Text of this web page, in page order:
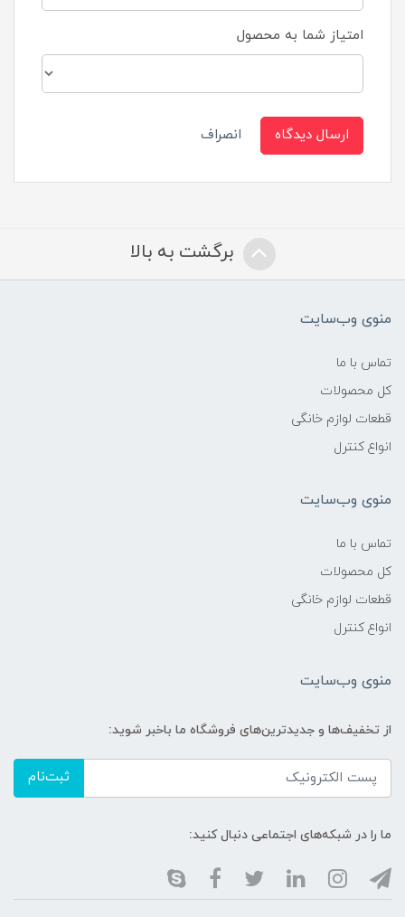
امتیاز شما به محصول
ارسال دیدگاه انصراف
برگشت به بالا
منوی وب‌سایت
تماس با ما
کل محصولات
قطعات لوازم خانگی
انواع کنترل
منوی وب‌سایت
تماس با ما
کل محصولات
قطعات لوازم خانگی
انواع کنترل
منوی وب‌سایت
از تخفیف‌ها و جدیدترین‌های فروشگاه ما باخبر شوید:
ثبت‌نام
ما را در شبکه‌های اجتماعی دنبال کنید: